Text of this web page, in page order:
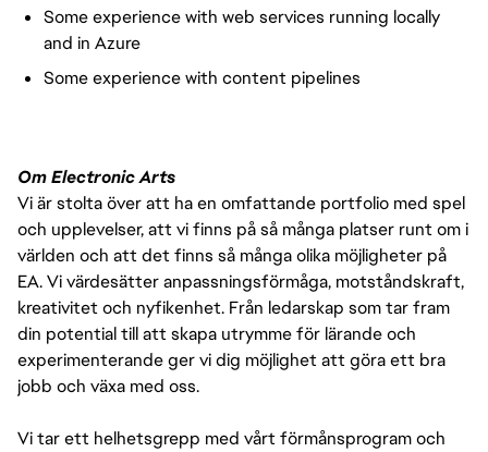
Some experience with web services running locally
and in Azure
Some experience with content pipelines
Om Electronic Arts
Vi är stolta över att ha en omfattande portfolio med spel
och upplevelser, att vi finns på så många platser runt om i
världen och att det finns så många olika möjligheter på
EA. Vi värdesätter anpassningsförmåga, motståndskraft,
kreativitet och nyfikenhet. Från ledarskap som tar fram
din potential till att skapa utrymme för lärande och
experimenterande ger vi dig möjlighet att göra ett bra
jobb och växa med oss.
Vi tar ett helhetsgrepp med vårt förmånsprogram och